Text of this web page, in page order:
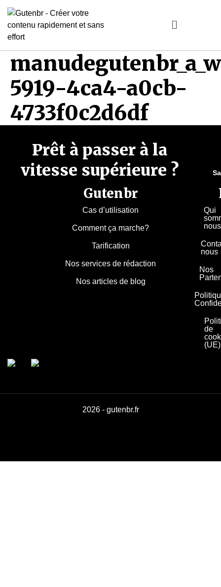
5919-4ca4-a0cb-
4733f0c2d6df
Prêt à passer à la
vitesse supérieure ?
Gutenbr
Cas d’utilisation
Comment ça marche?
Tarification
Nos services de rédaction
Nos articles de blog
Qui
nous
Nos
de
(UE)
2026 - gutenbr.fr